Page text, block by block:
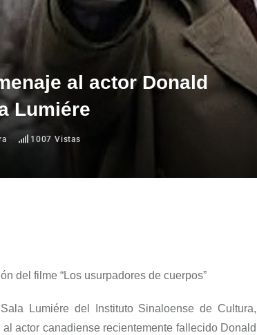
al actor Donald
Lumiére
1007 Vistas
del filme “Los usurpadores de cuerpos”
Lumiéredel Instituto Sinaloense de Cultura,
al actor canadiense recientemente fallecidoDonald